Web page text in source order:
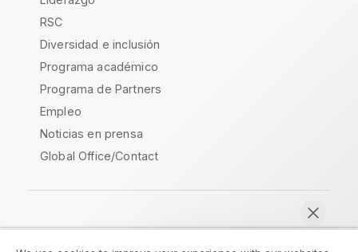
RSC
Diversidad e inclusión
Programa académico
Programa de Partners
Empleo
Noticias en prensa
Global Office/Contact